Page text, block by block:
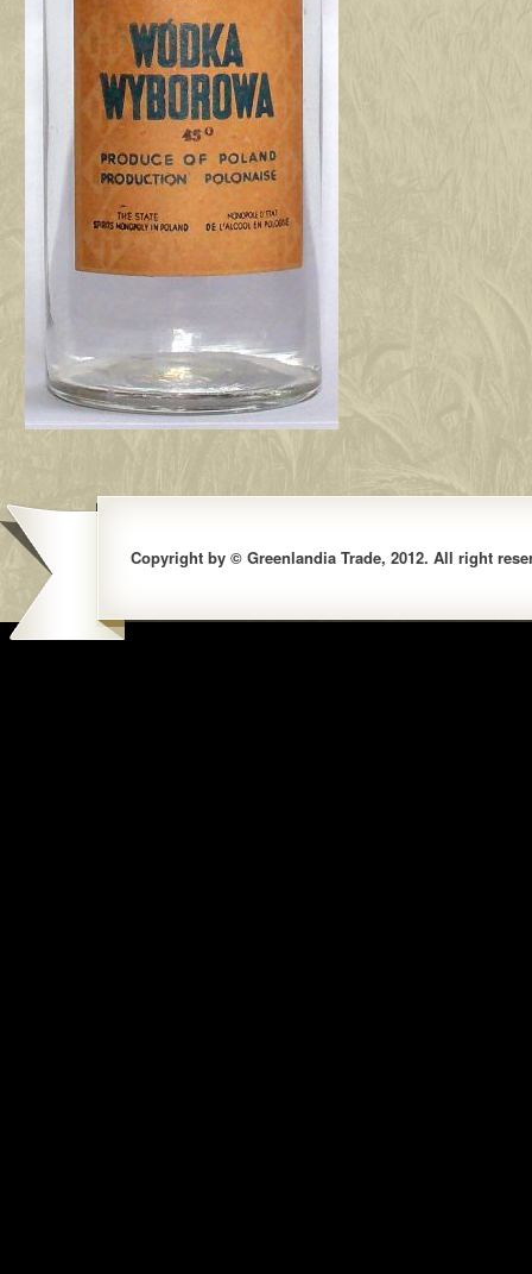
Copyright by © Greenlandia Trade, 2012. All right